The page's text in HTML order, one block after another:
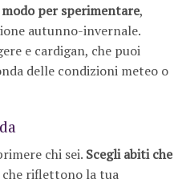
per sperimentare,
autunno-invernale.
e cardigan, che puoi
delle condizioni meteo o
chi sei. Scegli abiti che
riflettono la tua